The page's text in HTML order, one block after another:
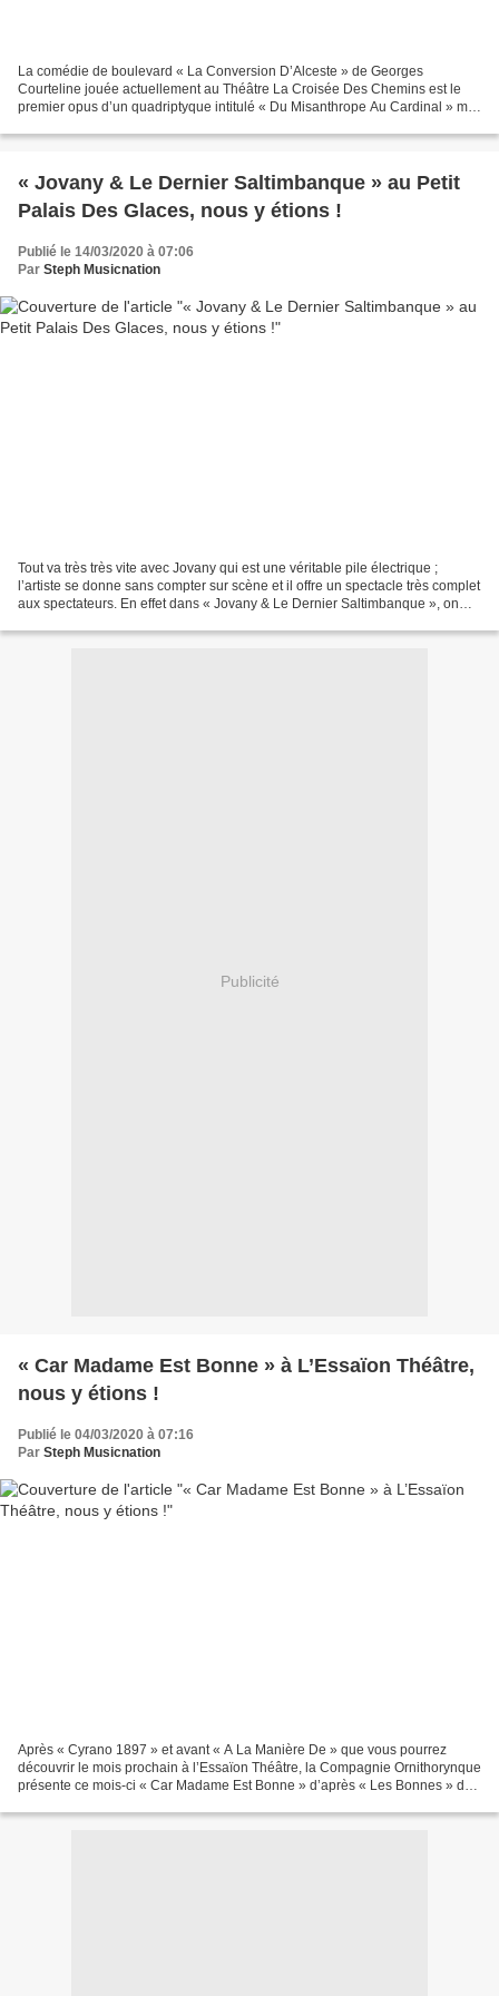
La comédie de boulevard « La Conversion D’Alceste » de Georges
Courteline jouée actuellement au Théâtre La Croisée Des Chemins est le
premier opus d’un quadriptyque intitulé « Du Misanthrope Au Cardinal » mis
« Jovany & Le Dernier Saltimbanque » au Petit
Palais Des Glaces, nous y étions !
Publié le 14/03/2020 à 07:06
Par Steph Musicnation
Tout va très très vite avec Jovany qui est une véritable pile électrique ;
l’artiste se donne sans compter sur scène et il offre un spectacle très complet
aux spectateurs. En effet dans « Jovany & Le Dernier Saltimbanque », on
Publicité
« Car Madame Est Bonne » à L’Essaïon Théâtre,
nous y étions !
Publié le 04/03/2020 à 07:16
Par Steph Musicnation
Après « Cyrano 1897 » et avant « A La Manière De » que vous pourrez
découvrir le mois prochain à l’Essaïon Théâtre, la Compagnie Ornithorynque
présente ce mois-ci « Car Madame Est Bonne » d’après « Les Bonnes » de